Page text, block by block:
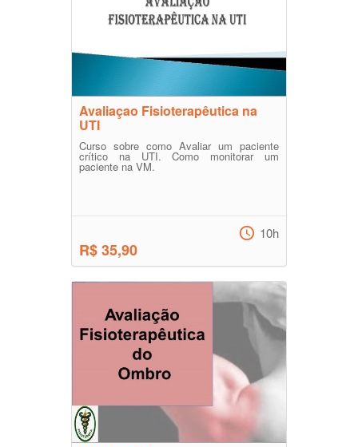
Avaliaçao Fisioterapêutica na
UTI
Curso sobre como Avaliar um paciente
crítico na UTI. Como monitorar um
paciente na VM.
R$ 35,90
10h